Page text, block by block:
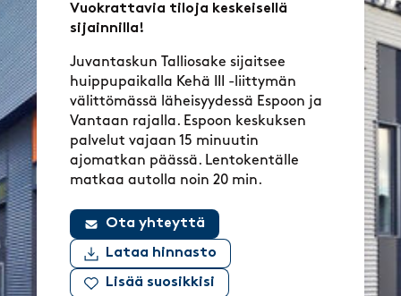
Vuokrattavia tiloja keskeisellä
sijainnilla!
Juvantaskun Talliosake sijaitsee
huippupaikalla Kehä III -liittymän
välittömässä läheisyydessä Espoon ja
Vantaan rajalla. Espoon keskuksen
palvelut vajaan 15 minuutin
ajomatkan päässä. Lentokentälle
matkaa autolla noin 20 min.
Ota yhteyttä
Lataa hinnasto
Lisää suosikkisi